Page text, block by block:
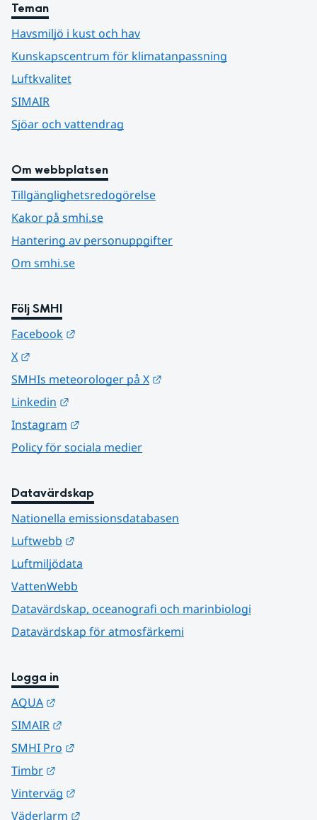
Teman
Havsmiljö i kust och hav
Kunskapscentrum för klimatanpassning
Luftkvalitet
SIMAIR
Sjöar och vattendrag
Om webbplatsen
Tillgänglighetsredogörelse
Kakor på smhi.se
Hantering av personuppgifter
Om smhi.se
Följ SMHI
Facebook
X
SMHIs meteorologer på X
Linkedin
Instagram
Policy för sociala medier
Datavärdskap
Nationella emissionsdatabasen
Luftwebb
Luftmiljödata
VattenWebb
Datavärdskap, oceanografi och marinbiologi
Datavärdskap för atmosfärkemi
Logga in
AQUA
SIMAIR
SMHI Pro
Timbr
Vinterväg
Väderlarm